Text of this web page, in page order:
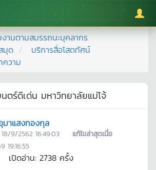
านตามสมรรถนะบุคลากร
มุด
บริการสื่อโสตทัศน์
ความ
ตร์ดีเด่น มหาวิทยาลัยแม่โจ้
มาแสงทองกุล
18/9/2562 16:49:03
แก้ไขล่าสุดเมื่อ
19:16:55
เปิดอ่าน: 2738 ครั้ง